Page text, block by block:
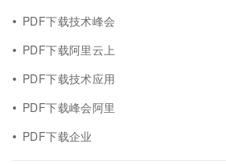
PDF下载技术峰会
PDF下载阿里云上
PDF下载技术应用
PDF下载峰会阿里
PDF下载企业